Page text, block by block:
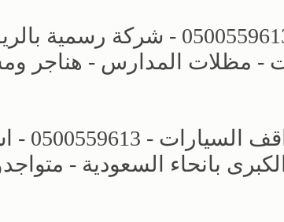
عروض وتصاميم مظلات الاختيار الاول - 0500559613 - شركة
- مظلات المدارس - هناجر
محل مظلات وسواتر
بانحاء السعودية -